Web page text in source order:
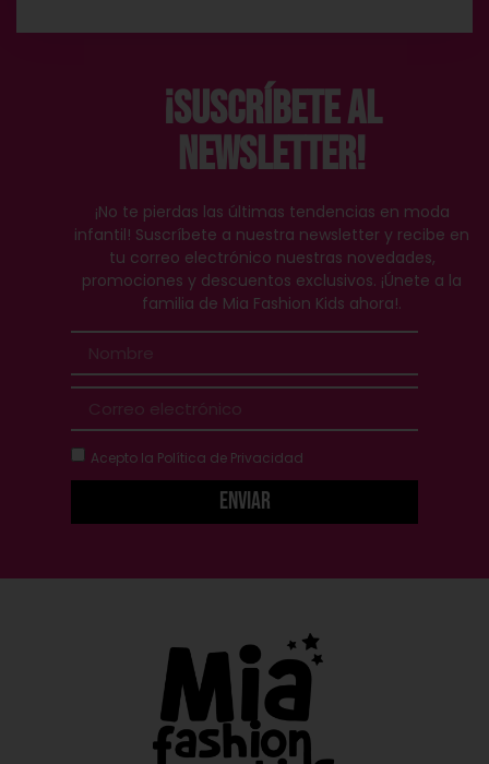
¡Suscríbete al
Newsletter!
¡No te pierdas las últimas tendencias en moda
infantil! Suscríbete a nuestra newsletter y recibe en
tu correo electrónico nuestras novedades,
promociones y descuentos exclusivos. ¡Únete a la
familia de Mia Fashion Kids ahora!.
Acepto la Política de Privacidad
Enviar